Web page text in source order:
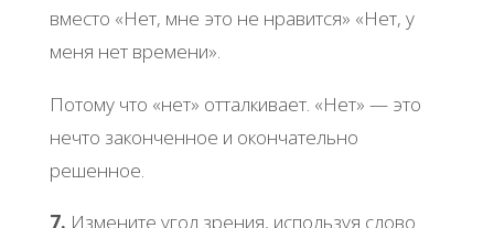
вместо «Нет, мне это не нравится» «Нет, у
меня нет времени».
Потому что «нет» отталкивает. «Нет» — это
нечто законченное и окончательно
решенное.
7. Измените угол зрения, используя слово